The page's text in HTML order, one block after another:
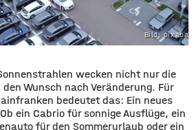
Bild:
wecken nicht nur die
Wunsch nach Veränderung. Für
bedeutet das: Ein neues
ein Cabrio für sonnige Ausflüge, ein
für den Sommerurlaub oder ein